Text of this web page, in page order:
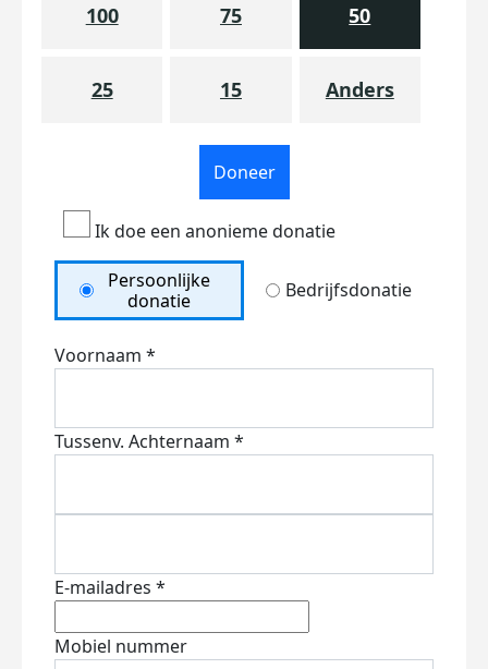
100 75 50
25 15 Anders
Doneer
Ik doe een anonieme donatie
Persoonlijke
donatie
Bedrijfsdonatie
Voornaam *
Tussenv. Achternaam *
E-mailadres *
Mobiel nummer